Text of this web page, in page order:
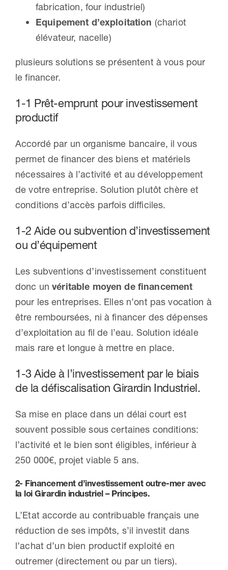
fabrication, four industriel)
Equipement d’exploitation (chariot
élévateur, nacelle)
plusieurs solutions se présentent à vous pour
le financer.
1-1 Prêt-emprunt pour investissement
productif
Accordé par un organisme bancaire, il vous
permet de financer des biens et matériels
nécessaires à l’activité et au développement
de votre entreprise. Solution plutôt chère et
conditions d’accès parfois difficiles.
1-2 Aide ou subvention d’investissement
ou d’équipement
Les subventions d’investissement constituent
donc unvéritable moyen de financement
pour les entreprises. Elles n’ont pas vocation à
être remboursées, ni à financer des dépenses
d’exploitation au fil de l’eau. Solution idéale
mais rare et longue à mettre en place.
1-3 Aide à l’investissement par le biais
de la défiscalisation Girardin Industriel.
Sa mise en place dans un délai court est
souvent possible sous certaines conditions:
l’activité et le bien sont éligibles, inférieur à
250 000€, projet viable 5 ans.
2- Financement d’investissement outre-mer avec
la loi Girardin industriel – Principes.
L’Etat accorde au contribuable français une
réduction de ses impôts, s’il investit dans
l’achat d’un bien productif exploité en
outremer (directement ou par un tiers).